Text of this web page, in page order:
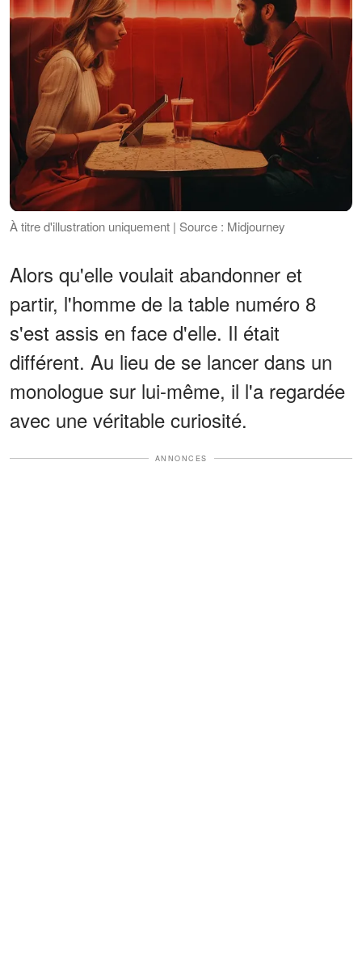
À titre d'illustration uniquement | Source : Midjourney
Alors qu'elle voulait abandonner et
partir, l'homme de la table numéro 8
s'est assis en face d'elle. Il était
différent. Au lieu de se lancer dans un
monologue sur lui-même, il l'a regardée
avec une véritable curiosité.
ANNONCES